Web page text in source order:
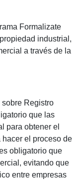
Formalizate
industrial,
a través de la
sobre Registro
que las
para obtener el
hacer el proceso de
obligatorio que
evitando que
entre empresas